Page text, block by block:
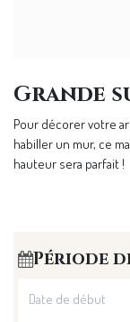
Grande
Pour décorer votre
habiller un mur, ce
hauteur sera parfait !
Période